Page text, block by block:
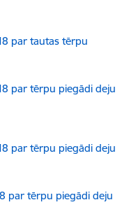
par tautas tērpu
par tērpu piegādi deju
par tērpu piegādi deju
par tērpu piegādi deju